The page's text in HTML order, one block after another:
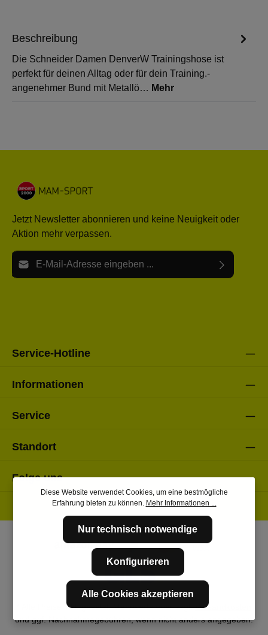
Beschreibung
Die Schneider Damen DenverW Trainingshose ist
perfekt für deinen Alltag oder für dein Training.-
angenehmer Bund mit Metallö… Mehr
Jetzt Newsletter abonnieren und keine Neuigkeit oder
Aktion mehr verpassen.
E-Mail-Adresse*
Service-Hotline
Informationen
Service
Standort
Folge uns
* Alle Preise inkl. gesetzl. Mehrwertsteuer zzgl.Versandkosten
und ggf. Nachnahmegebühren, wenn nicht anders angegeben.
Diese Website verwendet Cookies, um eine bestmögliche
Erfahrung bieten zu können. Mehr Informationen ...
Nur technisch notwendige
Konfigurieren
Alle Cookies akzeptieren